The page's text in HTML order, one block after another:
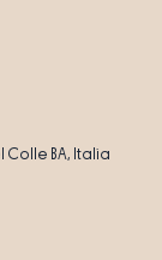
Colle BA, Italia